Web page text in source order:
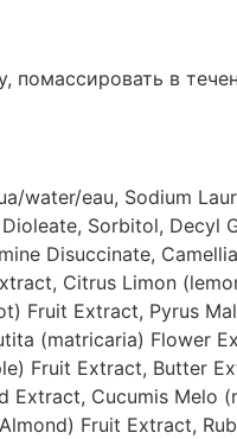
помассировать в
water/eau, Sodium
Sorbitol,
Disuccinate,
Citrus Limon
Fruit Extract, Pyrus
(matricaria) Flower
Fruit Extract, Butter
Cucumis Melo
Fruit Extract,